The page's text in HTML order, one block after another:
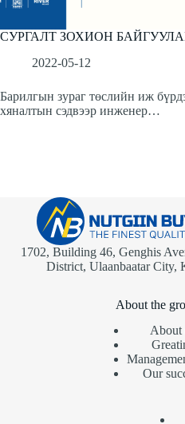
СУРГАЛТ ЗОХИОН
2022-05-12
Барилгын зураг төслийн иж
хяналтын сэдвээр инженер…
1702, Building 46, Genghis
District, Ulaanbaatar City,
About the
About
Our